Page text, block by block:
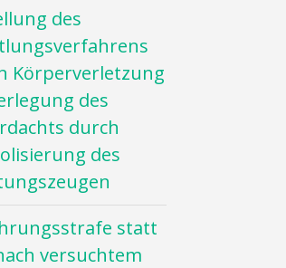
des
Körperverletzung
des
durch
des
statt
versuchtem